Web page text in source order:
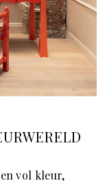
vol kleur,